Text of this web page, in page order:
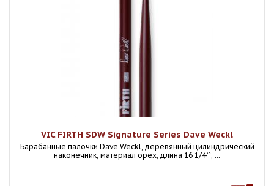
VIC FIRTH SDW Signature Series Dave Weckl
Барабанные палочки Dave Weckl, деревянный цилиндрический
наконечник, материал орех, длина 16 1/4``, ...